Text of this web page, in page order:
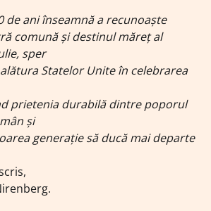
de ani înseamnă a recunoaște
comună și destinul măreț al
sper
Statelor Unite în celebrarea
prietenia durabilă dintre poporul
și
generație să ducă mai departe